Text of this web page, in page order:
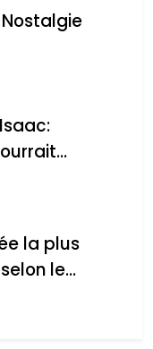
la plus
le rapport
pays
la plus
le
contre